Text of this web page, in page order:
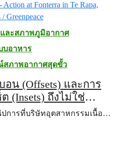
และสภาพภูมิอากาศ
บอาหาร
สภาพอากาศสุดขั้ว
น (Offsets) และการ
(Insets) ถึงไม่ใช่
เดือด
การที่บริษัทอุตสาหกรรมเนื้อ…